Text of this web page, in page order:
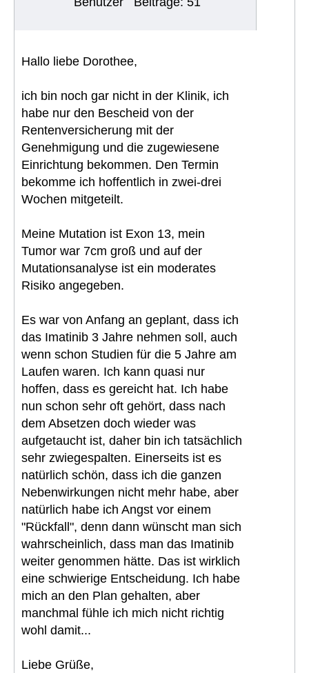
Hallo liebe Dorothee,
ich bin noch gar nicht in der Klinik, ich
habe nur den Bescheid von der
Rentenversicherung mit der
Genehmigung und die zugewiesene
Einrichtung bekommen. Den Termin
bekomme ich hoffentlich in zwei-drei
Wochen mitgeteilt.
Meine Mutation ist Exon 13, mein
Tumor war 7cm groß und auf der
Mutationsanalyse ist ein moderates
Risiko angegeben.
Es war von Anfang an geplant, dass ich
das Imatinib 3 Jahre nehmen soll, auch
wenn schon Studien für die 5 Jahre am
Laufen waren. Ich kann quasi nur
hoffen, dass es gereicht hat. Ich habe
nun schon sehr oft gehört, dass nach
dem Absetzen doch wieder was
aufgetaucht ist, daher bin ich tatsächlich
sehr zwiegespalten. Einerseits ist es
natürlich schön, dass ich die ganzen
Nebenwirkungen nicht mehr habe, aber
natürlich habe ich Angst vor einem
"Rückfall", denn dann wünscht man sich
wahrscheinlich, dass man das Imatinib
weiter genommen hätte. Das ist wirklich
eine schwierige Entscheidung. Ich habe
mich an den Plan gehalten, aber
manchmal fühle ich mich nicht richtig
wohl damit...
Liebe Grüße,